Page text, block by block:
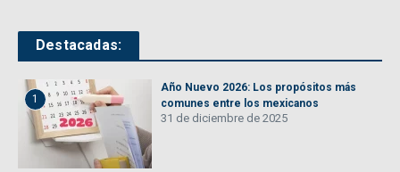
Destacadas:
1
Año Nuevo 2026: Los propósitos más
comunes entre los mexicanos
31 de diciembre de 2025